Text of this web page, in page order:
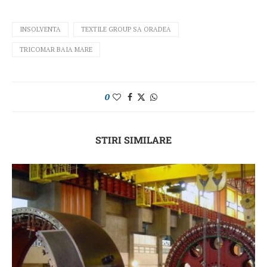
INSOLVENTA TEXTILE GROUP SA ORADEA
TRICOMAR BAIA MARE
0
STIRI SIMILARE